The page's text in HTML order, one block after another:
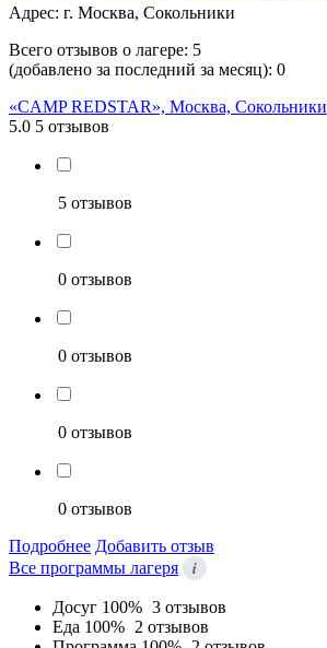
Адрес: г. Москва, Сокольники
Всего отзывов о лагере: 5
(добавлено за последний за месяц): 0
«CAMP REDSTAR», Москва, Сокольники
5.0 5 отзывов
5 отзывов
0 отзывов
0 отзывов
0 отзывов
0 отзывов
Подробнее Добавить отзыв
Все программы лагеря
i
Досуг 100% 3 отзывов
Еда 100% 2 отзывов